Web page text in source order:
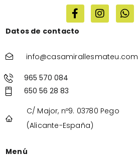
Datos de contacto
info@casamirallesmateu.com
965 570 084
650 56 28 83
C/ Major, nº9. 03780 Pego
(Alicante-España)
Menú